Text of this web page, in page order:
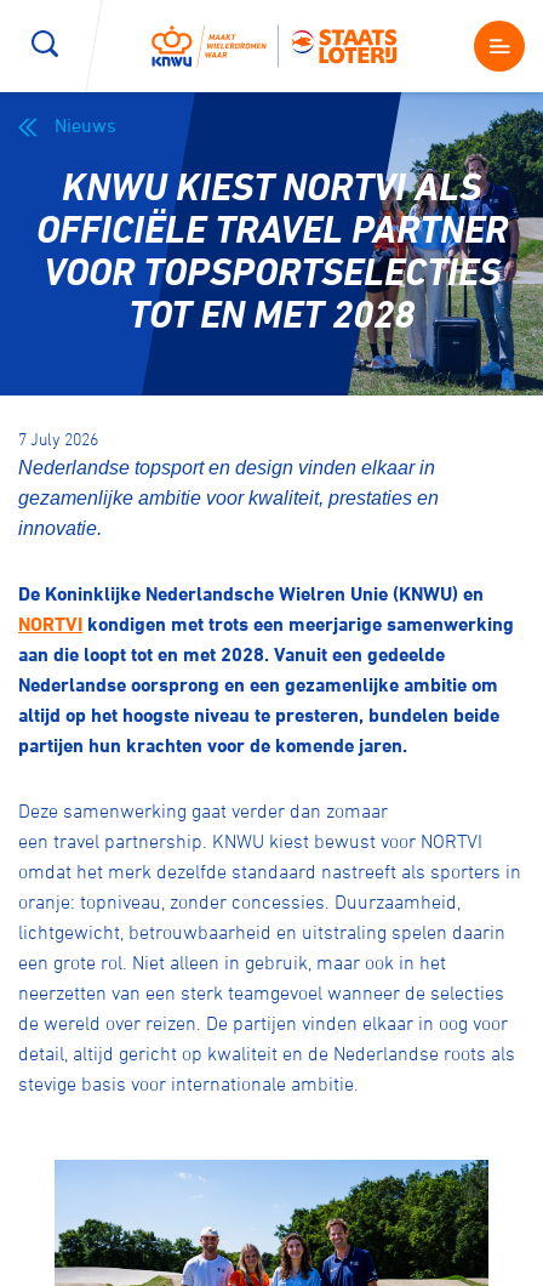
Kenniscentrum
Magazine
Shop
Producten en diensten
Contact
Lid worden
Nieuws
KNWU KIEST NORTVI ALS
OFFICIËLE TRAVEL PARTNER
VOOR TOPSPORTSELECTIES
TOT EN MET 2028
7 July 2026
Nederlandse topsport en design vinden elkaar in
gezamenlijke ambitie voor kwaliteit, prestaties en
innovatie.
De Koninklijke Nederlandsche Wielren Unie (KNWU) en
NORTVI kondigen met trots een meerjarige samenwerking
aan die loopt tot en met 2028. Vanuit een gedeelde
Nederlandse oorsprong en een gezamenlijke ambitie om
altijd op het hoogste niveau te presteren, bundelen beide
partijen hun krachten voor de komende jaren.
Deze samenwerking gaat verder dan zomaar
een travel partnership. KNWU kiest bewust voor NORTVI
omdat het merk dezelfde standaard nastreeft als sporters in
oranje: topniveau, zonder concessies. Duurzaamheid,
lichtgewicht, betrouwbaarheid en uitstraling spelen daarin
een grote rol . Niet alleen in gebruik, maar ook in het
neerzetten van een sterk teamgevoel wanneer de selecties
de wereld over reizen. De partijen vinden elkaar in oog voor
detail, altijd gericht op kwaliteit en de Nederlandse roots als
stevige basis voor internationale ambitie.
Wegwielrennen Mountainbiken
Kunstwielrijden ID-Cycling
Baanwielrennen Strandrace
BMX freestyle
Veldrijden
Pumptrack Fixed gear